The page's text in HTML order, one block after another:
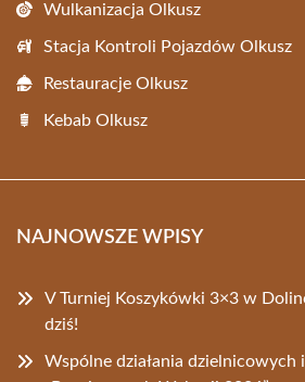
Wulkanizacja Olkusz
Stacja Kontroli Pojazdów Olkusz
Restauracje Olkusz
Kebab Olkusz
NAJNOWSZE WPISY
V Turniej Koszykówki 3×3 w
dziś!
Wspólne działania dzielnicowych